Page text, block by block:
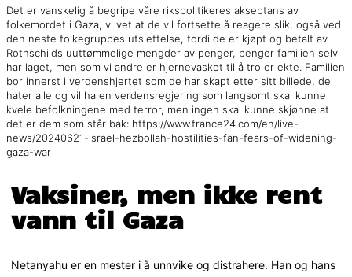
Det er vanskelig å begripe våre rikspolitikeres akseptans av
folkemordet i Gaza, vi vet at de vil fortsette å reagere slik, også ved
den neste folkegruppes utslettelse, fordi de er kjøpt og betalt av
Rothschilds uuttømmelige mengder av penger, penger familien selv
har laget, men som vi andre er hjernevasket til å tro er ekte. Familien
bor innerst i verdenshjertet som de har skapt etter sitt billede, de
hater alle og vil ha en verdensregjering som langsomt skal kunne
kvele befolkningene med terror, men ingen skal kunne skjønne at
det er dem som står bak: https://www.france24.com/en/live-
news/20240621-israel-hezbollah-hostilities-fan-fears-of-widening-
gaza-war
Vaksiner, men ikke rent
vann til Gaza
Netanyahu er en mester i å unnvike og distrahere. Han og hans